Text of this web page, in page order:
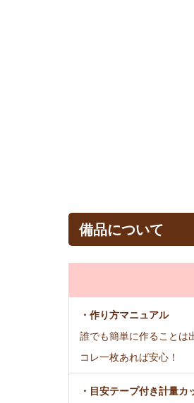
備品について
・作り方マニュアル
誰でも簡単に作ることは
コレ一枚あれば安心！
・目安テープ付き計量カ